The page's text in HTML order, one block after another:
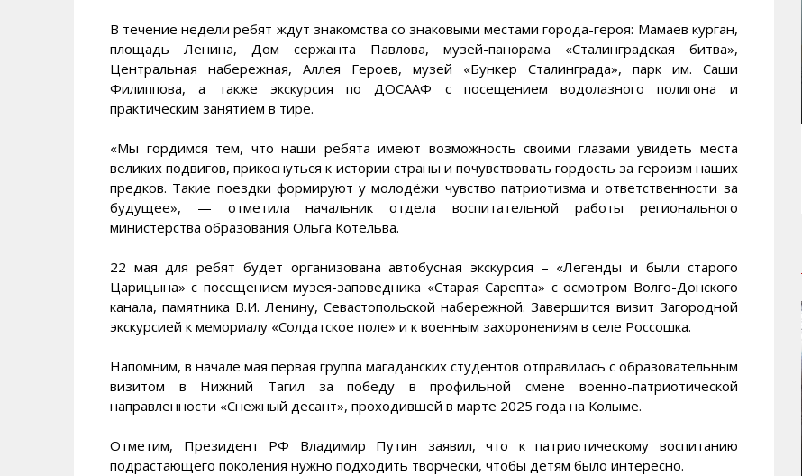
В течение недели ребят ждут знакомства со знаковыми местами города-героя: Мамаев курган,
площадь Ленина, Дом сержанта Павлова, музей-панорама «Сталинградская битва»,
Центральная набережная, Аллея Героев, музей «Бункер Сталинграда», парк им. Саши
Филиппова, а также экскурсия по ДОСААФ с посещением водолазного полигона и
практическим занятием в тире.
«Мы гордимся тем, что наши ребята имеют возможность своими глазами увидеть места
великих подвигов, прикоснуться к истории страны и почувствовать гордость за героизм наших
предков. Такие поездки формируют у молодёжи чувство патриотизма и ответственности за
будущее», — отметила начальник отдела воспитательной работы регионального
министерства образования Ольга Котельва.
22 мая для ребят будет организована автобусная экскурсия – «Легенды и были старого
Царицына» с посещением музея-заповедника «Старая Сарепта» с осмотром Волго-Донского
канала, памятника В.И. Ленину, Севастопольской набережной. Завершится визит Загородной
экскурсией к мемориалу «Солдатское поле» и к военным захоронениям в селе Россошка.
Напомним, в начале мая первая группа магаданских студентов отправилась с образовательным
визитом в Нижний Тагил за победу в профильной смене военно-патриотической
направленности «Снежный десант», проходившей в марте 2025 года на Колыме.
Отметим, Президент РФ Владимир Путин заявил, что к патриотическому воспитанию
подрастающего поколения нужно подходить творчески, чтобы детям было интересно.